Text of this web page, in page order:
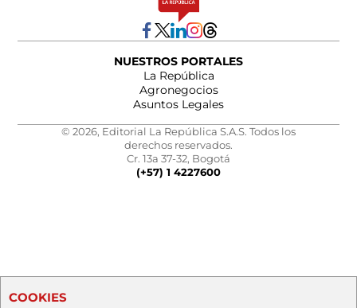
NUESTROS PORTALES
La República
Agronegocios
Asuntos Legales
© 2026, Editorial La República S.A.S. Todos los
derechos reservados.
Cr. 13a 37-32, Bogotá
(+57) 1 4227600
COOKIES